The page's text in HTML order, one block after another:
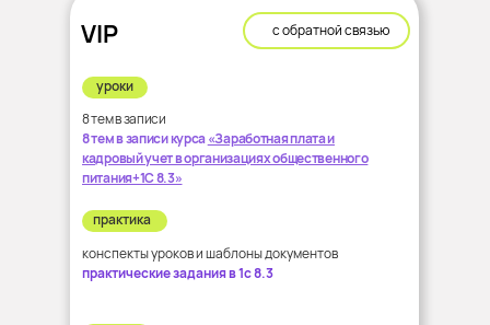
конспекты уроков и шаблоны документов
практические задания в 1с 8.3
практика
8 тем в записи
8 тем в записи курса«Заработная плата и
кадровый учет в организациях общественного
питания+1С 8.3»
уроки
с обратной связью
VIP